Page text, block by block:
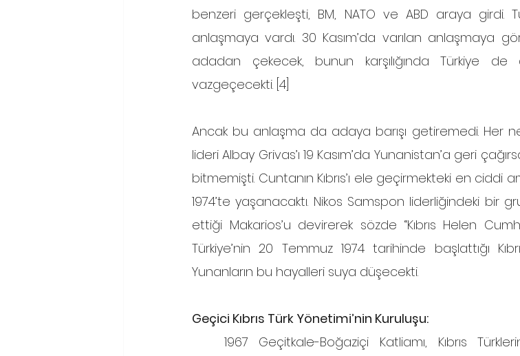
benzeri gerçekleşti, BM, NATO ve ABD araya girdi.
anlaşmaya vardı. 30 Kasım’da varılan anlaşmaya
adadan çekecek, bunun karşılığında Türkiye
vazgeçecekti. [4]
Ancak bu anlaşma da adaya barışı getiremedi. Her
lideri Albay Grivas’ı 19 Kasım’da Yunanistan’a geri
bitmemişti. Cuntanın Kıbrıs’ı ele geçirmekteki en ciddi
1974’te yaşanacaktı. Nikos Samspon liderliğindeki bir
ettiği Makarios’u devirerek sözde “Kıbrıs Helen
Türkiye’nin 20 Temmuz 1974 tarihinde başlattığı
Yunanların bu hayalleri suya düşecekti.
Geçici Kıbrıs Türk Yönetimi’nin Kuruluşu: